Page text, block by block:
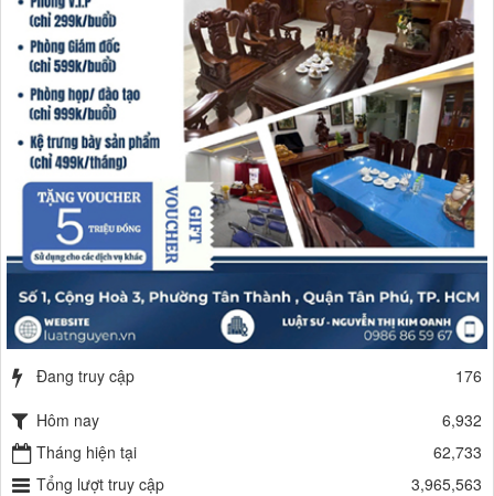
Đang truy cập
176
Hôm nay
6,932
Tháng hiện tại
62,733
Tổng lượt truy cập
3,965,563